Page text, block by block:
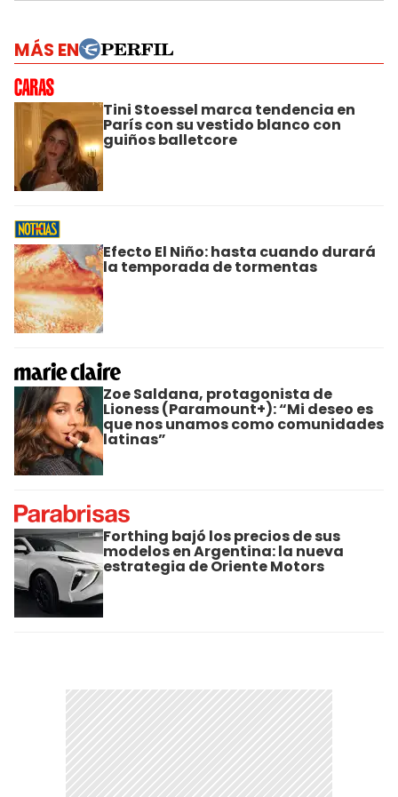
MÁS EN
Tini Stoessel marca tendencia en
París con su vestido blanco con
guiños balletcore
Efecto El Niño: hasta cuando durará
la temporada de tormentas
Zoe Saldana, protagonista de
Lioness (Paramount+): “Mi deseo es
que nos unamos como comunidades
latinas”
Forthing bajó los precios de sus
modelos en Argentina: la nueva
estrategia de Oriente Motors